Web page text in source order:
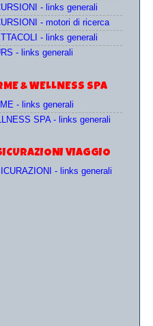
- links generali
- motori di ricerca
- links generali
- links generali
& WELLNESS SPA
- links generali
SPA - links generali
VIAGGIO
- links generali